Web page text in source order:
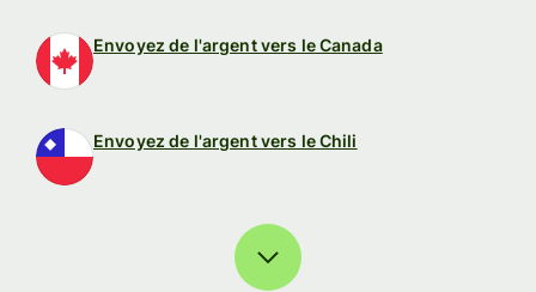
Envoyez de l'argent vers le Canada
Envoyez de l'argent vers le Chili